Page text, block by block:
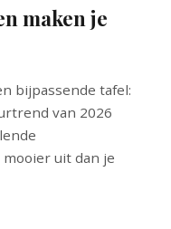
maken je
bijpassende tafel:
van 2026
uit dan je